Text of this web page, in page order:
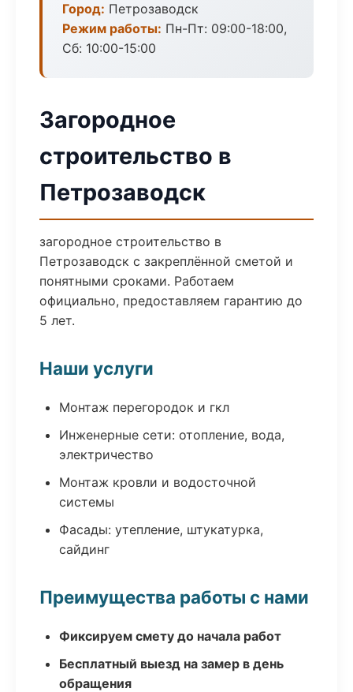
Город: Петрозаводск
Режим работы: Пн-Пт: 09:00-18:00,
Сб: 10:00-15:00
Загородное
строительство в
Петрозаводск
загородное строительство в
Петрозаводск с закреплённой сметой и
понятными сроками. Работаем
официально, предоставляем гарантию до
5 лет.
Наши услуги
Монтаж перегородок и гкл
Инженерные сети: отопление, вода,
электричество
Монтаж кровли и водосточной
системы
Фасады: утепление, штукатурка,
сайдинг
Преимущества работы с нами
Фиксируем смету до начала работ
Бесплатный выезд на замер в день
обращения